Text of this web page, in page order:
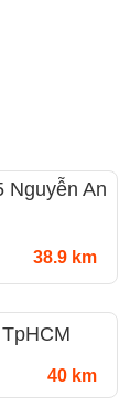
Nguyễn An
38.9 km
40 km